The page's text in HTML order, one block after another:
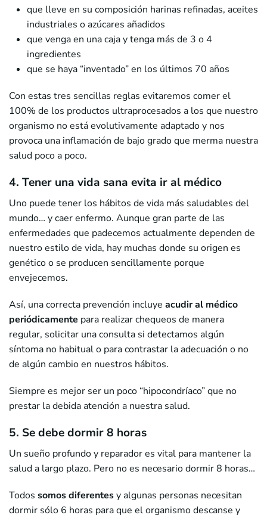
que lleve en su composición harinas refinadas, aceites
industriales o azúcares añadidos
que venga en una caja y tenga más de 3 o 4
ingredientes
que se haya “inventado” en los últimos 70 años
Con estas tres sencillas reglas evitaremos comer el
100% de los productos ultraprocesados a los que nuestro
organismo no está evolutivamente adaptado y nos
provoca una inflamación de bajo grado que merma nuestra
salud poco a poco.
4. Tener una vida sana evita ir al médico
Uno puede tener los hábitos de vida más saludables del
mundo… y caer enfermo. Aunque gran parte de las
enfermedades que padecemos actualmente dependen de
nuestro estilo de vida, hay muchas donde su origen es
genético o se producen sencillamente porque
envejecemos.
Así, una correcta prevención incluye acudir al médico
periódicamente para realizar chequeos de manera
regular, solicitar una consulta si detectamos algún
síntoma no habitual o para contrastar la adecuación o no
de algún cambio en nuestros hábitos.
Siempre es mejor ser un poco “hipocondríaco” que no
prestar la debida atención a nuestra salud.
5. Se debe dormir 8 horas
Un sueño profundo y reparador es vital para mantener la
salud a largo plazo. Pero no es necesario dormir 8 horas…
Todos somos diferentesy algunas personas necesitan
dormir sólo 6 horas para que el organismo descanse y